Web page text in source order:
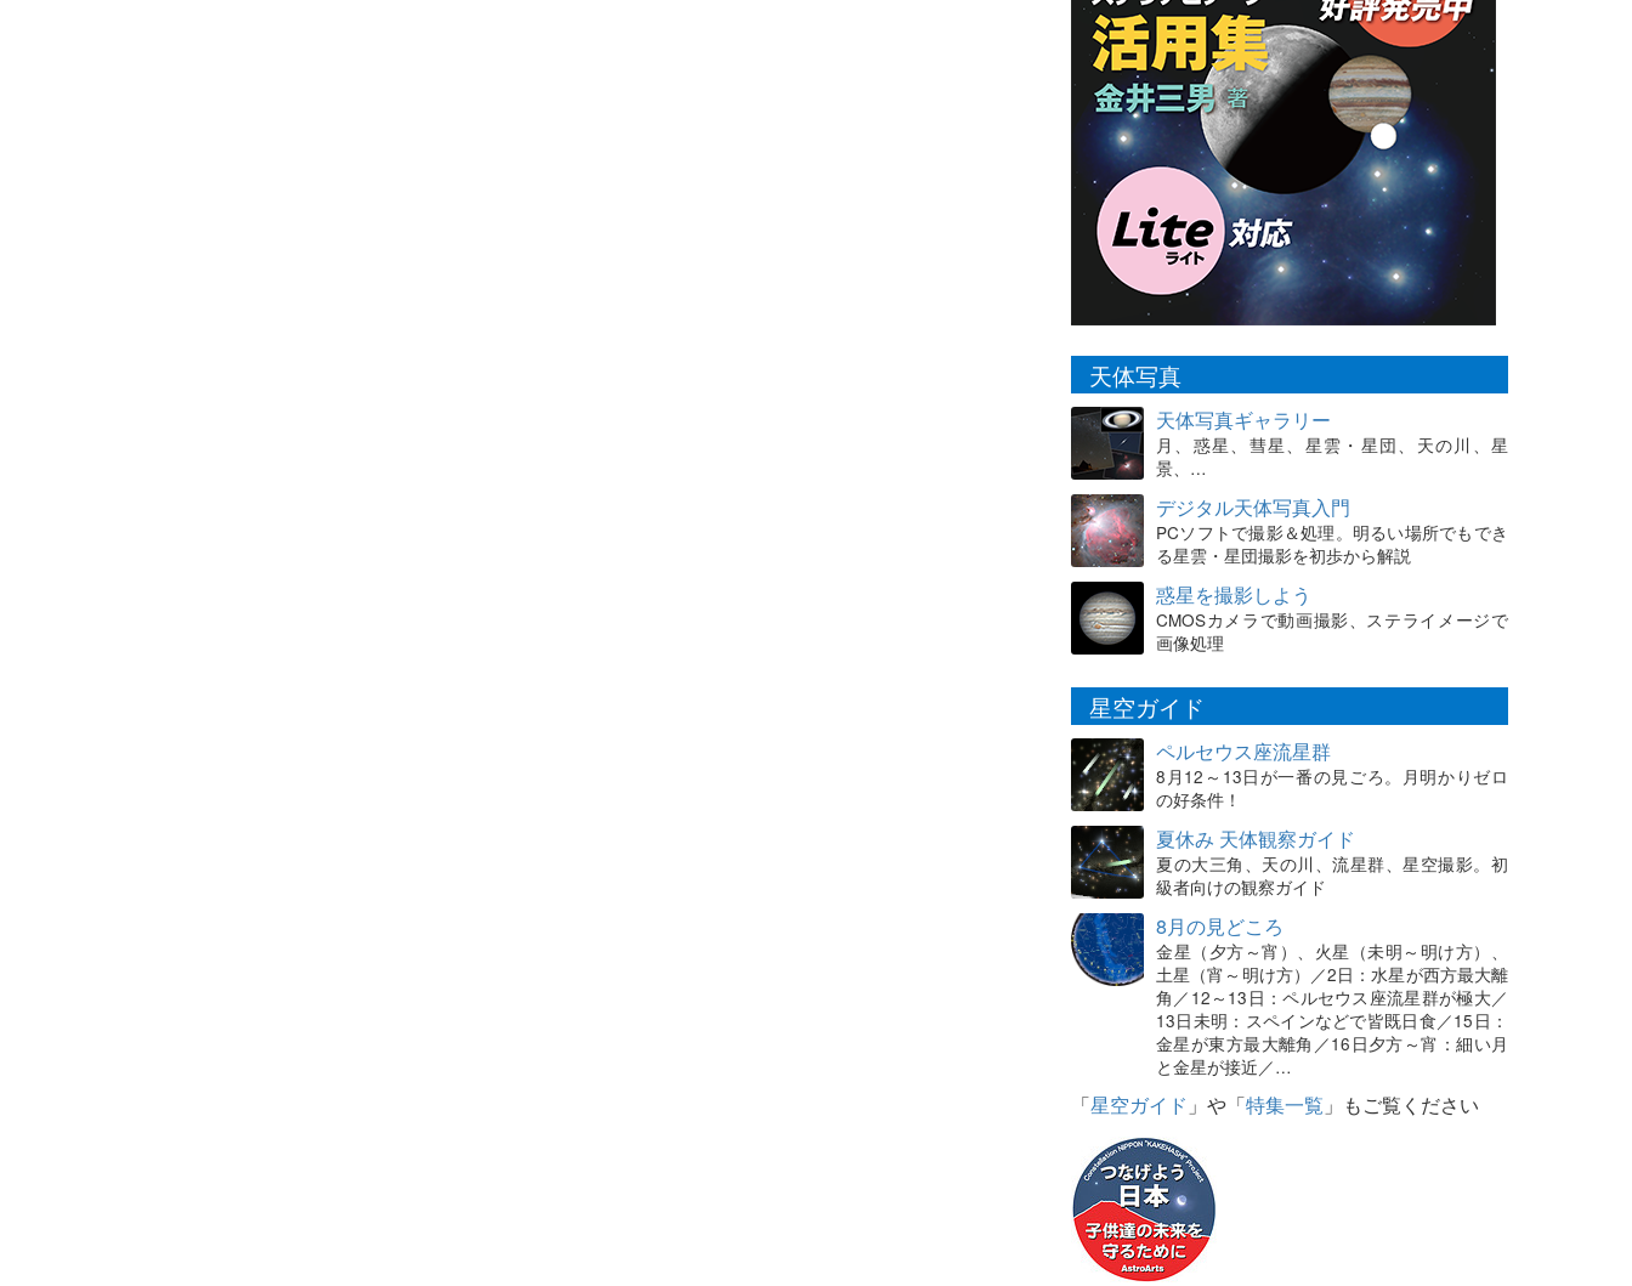
天体写真
天体写真ギャラリー
月、惑星、彗星、星雲・星団、天の川、星
景、…
デジタル天体写真入門
PCソフトで撮影＆処理。明るい場所でもでき
る星雲・星団撮影を初歩から解説
惑星を撮影しよう
CMOSカメラで動画撮影、ステライメージで
画像処理
星空ガイド
ペルセウス座流星群
8月12～13日が一番の見ごろ。月明かりゼロ
の好条件！
夏休み 天体観察ガイド
夏の大三角、天の川、流星群、星空撮影。初
級者向けの観察ガイド
8月の見どころ
金星（夕方～宵）、火星（未明～明け方）、
土星（宵～明け方）／2日：水星が西方最大離
角／12～13日：ペルセウス座流星群が極大／
13日未明：スペインなどで皆既日食／15日：
金星が東方最大離角／16日夕方～宵：細い月
と金星が接近／…
「星空ガイド 」や「特集一覧 」もご覧ください